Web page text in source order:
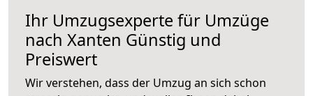
Ihr Umzugsexperte für Umzüge
nach Xanten Günstig und
Preiswert
Wir verstehen, dass der Umzug an sich schon